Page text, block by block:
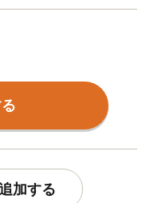
加する